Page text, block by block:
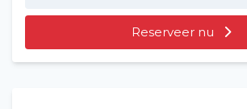
Reserveer nu